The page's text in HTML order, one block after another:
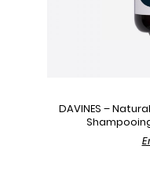
DAVINES –